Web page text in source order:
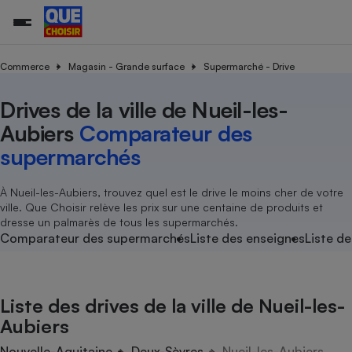
Commerce Magasin - Grande surface Supermarché - Drive
Drives de la ville de Nueil-les-
Aubiers Comparateur des
supermarchés
À Nueil-les-Aubiers, trouvez quel est le drive le moins cher de votre
ville. Que Choisir relève les prix sur une centaine de produits et
dresse un palmarès de tous les supermarchés.
Comparateur des supermarchésListe des enseignesListe
Liste des drives de la ville de Nueil-les-
Aubiers
Additifs
Nutrition
Assurance auto
Magasin - Grande surface
Marketing - Fidélisation
Organismes de défense
Système judiciaire
Air
Energie
Achat - Vente - Travaux
Location
Sport
Vacances - Tourisme
électrique
Démarche administrative
Senior
Service marchand
Train
Transport aérien
Toutes les actualités
Enquêtes
Guides d'achat
Conseils
Brèves
Tous les services
Soumettre un litige
Lettres types
Tous nos combats
Nos actions
Nos grandes victoires
Les billets de la présidente
Nos associations locales
Nous rejoindre
?
L’association
Nos missions
Notre méthodologie
Notre financement
Nos partenaires
Nous rejoindre